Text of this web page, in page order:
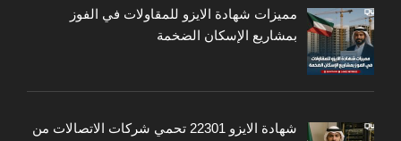
مميزات شهادة الايزو للمقاولات في الفوز
بمشاريع الإسكان الضخمة
شهادة الايزو 22301 تحمي شركات الاتصالات من